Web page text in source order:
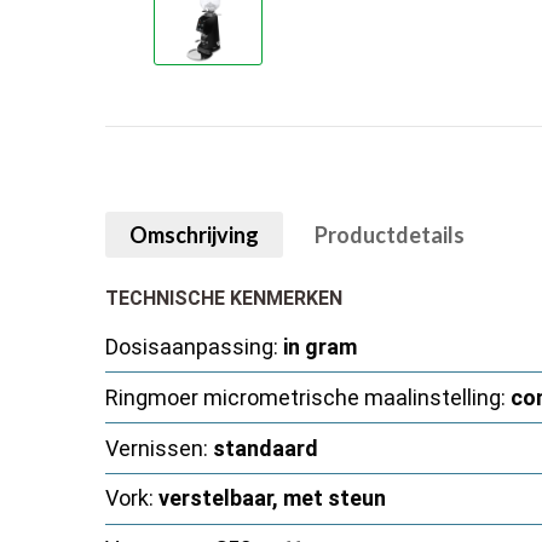
Omschrijving Productdetails
TECHNISCHE KENMERKEN
Dosisaanpassing: in gram
Ringmoer micrometrische maalinstelling:
Vernissen: standaard
Vork: verstelbaar, met steun